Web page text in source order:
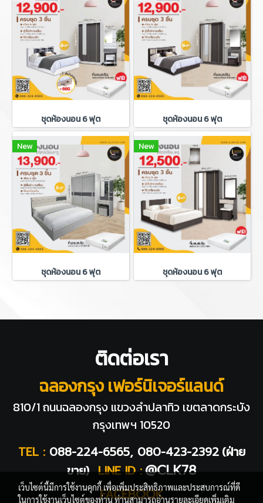
ชุดห้องนอน 6 ฟุต ชุดห้องนอน 6 ฟุต
New
ชุดห้องนอน 6 ฟุต
New
ชุดห้องนอน 6 ฟุต
ติดต่อเรา
ฉลองกรุง เฟอร์นิเจอร์แลนด์
810/1 ถนนฉลองกรุง แขวงลำปลาทิว เขตลาดกระบัง
กรุงเทพฯ 10520
TEL : 088-224-6565, 080-423-2392 (ฝ่าย
ขาย) LINE ID : @CLK78
FACEBOOK
เว็บไซต์นี้มีการใช้งานคุกกี้ เพื่อเพิ่มประสิทธิภาพและประสบการณ์ที่ดี
ในการใช้งานเว็บไซต์ของท่าน ท่านสามารถอ่านรายละเอียดเพิ่มเติม